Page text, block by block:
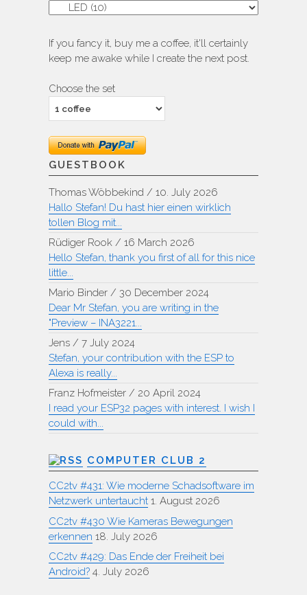
Categories
If you fancy it, buy me a coffee, it'll certainly
keep me awake while I create the next post.
Choose the set
GUESTBOOK
Thomas Wöbbekind / 10. July 2026
Hallo Stefan! Du hast hier einen wirklich
tollen Blog mit...
Rüdiger Rook / 16 March 2026
Hello Stefan, thank you first of all for this nice
little...
Mario Binder / 30 December 2024
Dear Mr Stefan, you are writing in the
"Preview – INA3221...
Jens / 7 July 2024
Stefan, your contribution with the ESP to
Alexa is really...
Franz Hofmeister / 20 April 2024
I read your ESP32 pages with interest. I wish I
could with...
COMPUTER CLUB 2
CC2tv #431: Wie moderne Schadsoftware im
Netzwerk untertaucht 1. August 2026
CC2tv #430 Wie Kameras Bewegungen
erkennen 18. July 2026
CC2tv #429: Das Ende der Freiheit bei
Android? 4. July 2026